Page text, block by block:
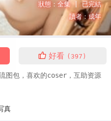
狀態： 全集 |已完結
讀者： 成年
好看 (397)
图包，喜欢的coser，互助资源
真